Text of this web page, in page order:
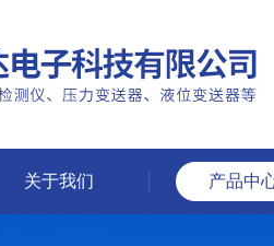
关于我们 产品中